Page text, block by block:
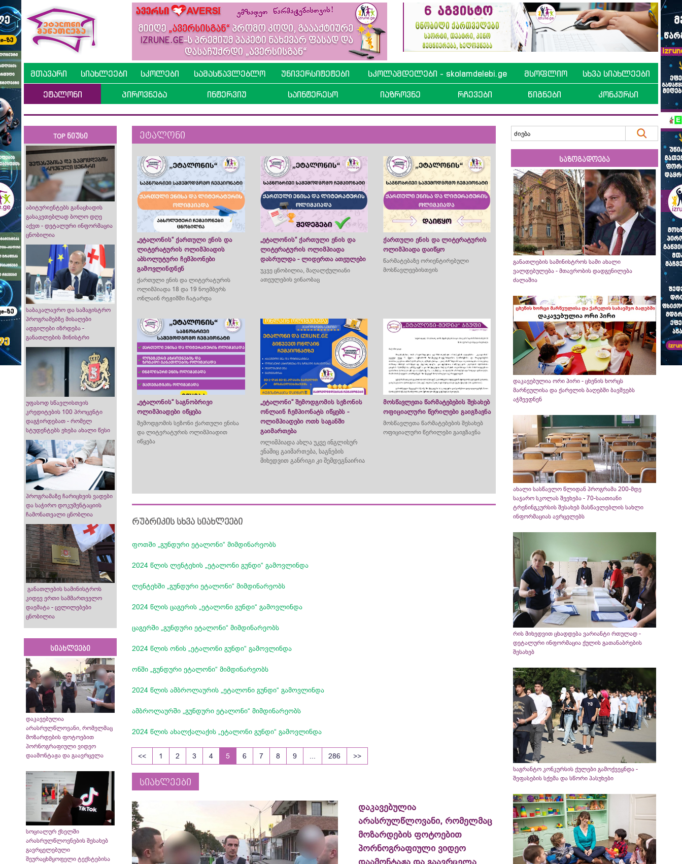
მთავარი სიახლეები სკოლები სამასწავლებლო უნივერსიტეტები სკოლამდელები - skolamdelebi.ge მსოფლიო სხვა სიახლეები
ეტალონი პიროვნება ინტერვიუ საინტერესო იაზროვნე რჩევები წიგნები კონკურსი
TOP ნიუსი
აბიტურიენტებს განაცხადის
გასაკეთებლად ბოლო დღე
აქვთ - დეტალური ინფორმაცია
ცნობილია
საბაკალავრო და სამაგისტრო
პროგრამებზე მისაღები
ადგილები იზრდება -
განათლების მინისტრი
უფასოდ სწავლისთვის
კრედიტების 100 პროცენტი
დაგჭირდებათ - რომელ
სტუდენტებს ეხება ახალი წესი
პროგრამაზე ჩარიცხვის ვადები
და საჭირო დოკუმენტაციის
ჩამონათვალი ცნობლია
განათლების სამინისტროს
კიდევ ერთი სამმართველო
დაემატა - ცვლილებები
ცნობილია
სიახლეები
დაკავებულია
არასრულწლოვანი, რომელმაც
მოზარდების ფოტოებით
პორნოგრაფიული ვიდეო
დაამონტაჟა და გაავრცელა
სოციალურ ქსელში
არასრულწლოვნების შესახებ
გავრცელებული
შეურაცხმყოფელი ტექსტებისა
ეტალონი
„ეტალონის“ ქართული ენის და
ლიტერატურის ოლიმპიადის
აბსოლუტური ჩემპიონები
გამოვლინდნენ
ქართული ენის და ლიტერატურის
ოლიმპიადა 18 და 19 ნოემბერს
ონლაინ რეჟიმში ჩატარდა
„ეტალონის“ ქართული ენის და
ლიტერატურის ოლიმპიადა
დასრულდა - ლიდერთა ათეულები
უკვე ცნობილია, მაღალქულიანი
ათეულების ვინაობაც
ქართული ენის და ლიტერატურის
ოლიმპიადა დაიწყო
წარმატებაზე ორიენტირებული
მოსწავლეებისთვის
„ეტალონის“ საგნობრივი
ოლიმპიადები იწყება
შემოდგომის სეზონი ქართული ენისა
და ლიტერატურის ოლიმპიადით
იწყება
„ეტალონი“ შემოდგომის სეზონის
ონლაინ ჩემპიონატს იწყებს -
ოლიმპიადები ოთხ საგანში
გაიმართება
ოლიმპიადა ახლა უკვე ინგლისურ
ენაშიც გაიმართება, საგნების
მიხედვით განრიგი კი შემდეგნაირია
მოსწავლეთა წარმატებების შესახებ
ოფიციალური წერილები გაიგზავნა
მოსწავლეთა წარმატებების შესახებ
ოფიციალური წერილები გაიგზავნა
რუბრიკის სხვა სიახლეები
ფოთში „გუნდური ეტალონი“ მიმდინარეობს
2024 წლის ლენტეხის „ეტალონი გუნდი“ გამოვლინდა
ლენტეხში „გუნდური ეტალონი“ მიმდინარეობს
2024 წლის ცაგერის „ეტალონი გუნდი“ გამოვლინდა
ცაგერში „გუნდური ეტალონი“ მიმდინარეობს
2024 წლის ონის „ეტალონი გუნდი“ გამოვლინდა
ონში „გუნდური ეტალონი“ მიმდინარეობს
2024 წლის ამბროლაურის „ეტალონი გუნდი“ გამოვლინდა
ამბროლაურში „გუნდური ეტალონი“ მიმდინარეობს
2024 წლის ახალქალაქის „ეტალონი გუნდი“ გამოვლინდა
<< 1 2 3 4 5 6 7 8 9 286 >>
სიახლეები
დაკავებულია
არასრულწლოვანი, რომელმაც
მოზარდების ფოტოებით
პორნოგრაფიული ვიდეო
დაამონტაჟა და გაავრცელა
საზოგადოება
განათლების სამინისტროს სამი ახალი
ვალდებულება - მთავრობის დადგენილება
ძალაშია
დაკავებულია ორი პირი - ცხენის ხორცს
მარნეულისა და ქარელის ბაღებში ბავშვებს
აჭმევდნენ
ახალი სასწავლო წლიდან პროგრამა 200-მდე
საჯარო სკოლას შეეხება - 70-საათიანი
ტრენინგკურსის შესახებ მასწავლებლის სახლი
ინფორმაციას ავრცელებს
რის მიხედვით ცხადდება ვარიანტი რთულად -
დეტალური ინფორმაცია ქულის გათანაბრების
შესახებ
საგრანტო კონკურსის ქულები გამოქვეყნდა -
შეფასების სქემა და სწორი პასუხები